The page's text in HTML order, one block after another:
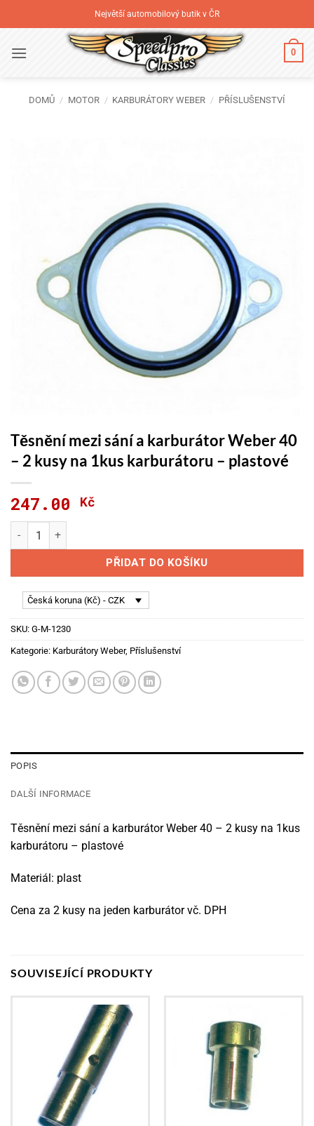
na
Největší automobilový butik v ČR
0
DOMŮ / MOTOR / KARBURÁTORY WEBER / PŘÍSLUŠENSTVÍ
Těsnění mezi sání a karburátor Weber 40
– 2 kusy na 1kus karburátoru – plastové
247.00 Kč
Těsnění mezi sání a karburátor Weber 40 - 2 kusy na 1kus
PŘIDAT DO KOŠÍKU
Česká koruna (Kč) - CZK
SKU: G-M-1230
Kategorie: Karburátory Weber, Příslušenství
POPIS
DALŠÍ INFORMACE
Těsnění mezi sání a karburátor Weber 40 – 2 kusy na 1kus
karburátoru – plastové
Materiál: plast
Cena za 2 kusy na jeden karburátor vč. DPH
SOUVISEJÍCÍ PRODUKTY